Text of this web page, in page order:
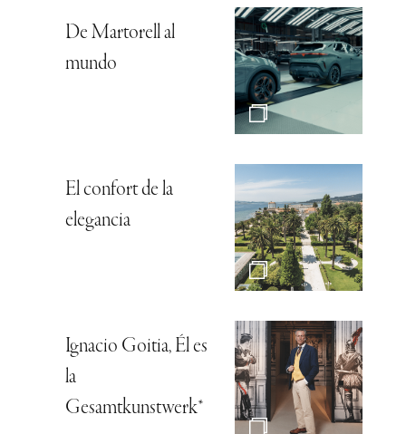
De Martorell al
mundo
El confort de la
elegancia
Ignacio Goitia, Él es
la
Gesamtkunstwerk*